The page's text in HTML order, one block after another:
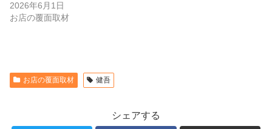
2026年6月1日
お店の覆面取材
お店の覆面取材 健吾
シェアする